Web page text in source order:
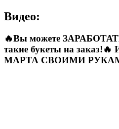
Видео:
🔥Вы можете
такие букеты на
МАРТА СВОИМИ